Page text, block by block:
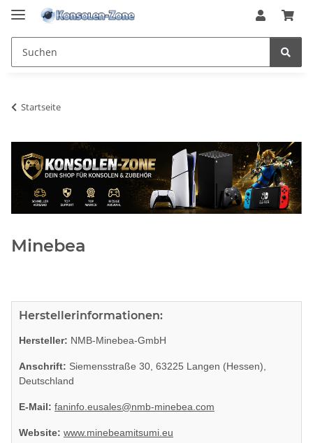
Startseite
Minebea
Herstellerinformationen:
Hersteller: NMB-Minebea-GmbH
Anschrift: Siemensstraße 30, 63225 Langen (Hessen),
Deutschland
E-Mail: faninfo.eusales@nmb-minebea.com
Website: www.minebeamitsumi.eu